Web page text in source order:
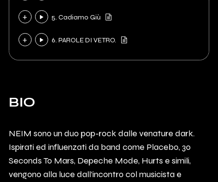
5. Cadiamo Giù
6. PAROLE DI VETRO.
BIO
NEIM sono un duo pop-rock dalle venature dark.
Ispirati ed influenzati da band come Placebo, 30
Seconds To Mars, Depeche Mode, Hurts e simili,
vengono alla luce dall’incontro col musicista e